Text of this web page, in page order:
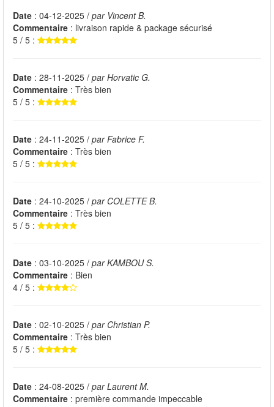
Date : 04-12-2025 / par Vincent B.
Commentaire : livraison rapide & package sécurisé
5 / 5 :
Date : 28-11-2025 / par Horvatic G.
Commentaire : Très bien
5 / 5 :
Date : 24-11-2025 / par Fabrice F.
Commentaire : Très bien
5 / 5 :
Date : 24-10-2025 / par COLETTE B.
Commentaire : Très bien
5 / 5 :
Date : 03-10-2025 / par KAMBOU S.
Commentaire : Bien
4 / 5 :
Date : 02-10-2025 / par Christian P.
Commentaire : Très bien
5 / 5 :
Date : 24-08-2025 / par Laurent M.
Commentaire : première commande impeccable